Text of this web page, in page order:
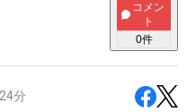
コメン
ト
0件
分